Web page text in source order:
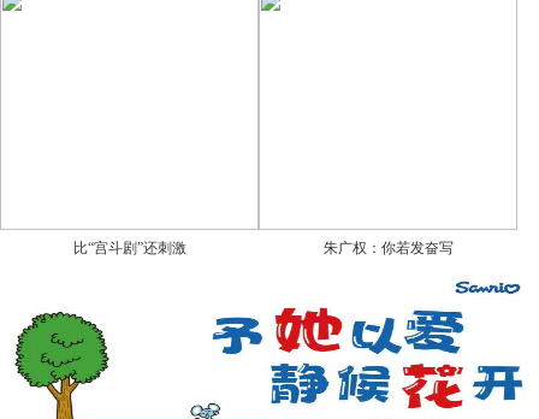
比“宫斗剧”还刺激 朱广权：你若发奋写